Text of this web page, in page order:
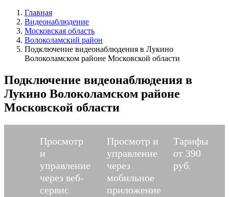
Главная
Видеонаблюдение
Московская область
Волоколамский район
Подключение видеонаблюдения в Лукино
Волоколамском районе Московской области
Подключение видеонаблюдения в
Лукино Волоколамском районе
Московской области
Просмотр
и
управление
через веб-
сервис
Просмотр и
управление
через
мобильное
приложение
Тарифы
от 390
руб.